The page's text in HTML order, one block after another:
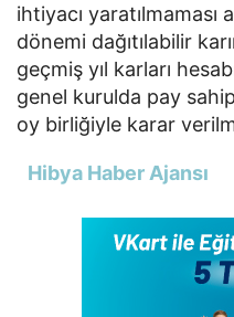
ihtiyacı yaratılmaması
dönemi dağıtılabilir
geçmiş yıl karları
genel kurulda pay
oy birliğiyle karar
Hibya Haber Ajansı